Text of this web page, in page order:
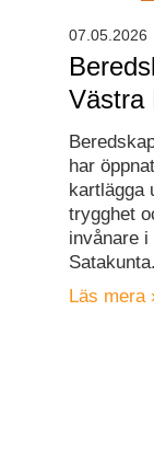
Västra
har
kartlägga
trygghet
invånare
Satakunta.
Läs mera
07.05.2026